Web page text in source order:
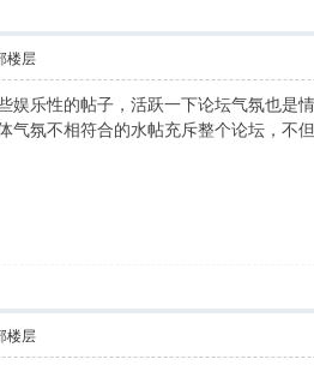
楼层
娱乐性的帖子，活跃一下论坛气氛也是
气氛不相符合的水帖充斥整个论坛，不
楼层